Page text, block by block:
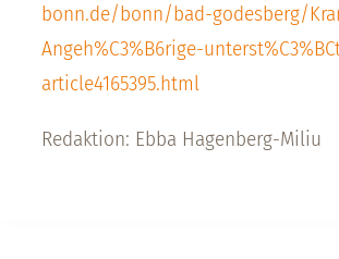
bonn.de/bonn/bad-godesberg/
Angeh%C3%B6rige-
article4165395.html
Redaktion: Ebba Hagenberg-Miliu